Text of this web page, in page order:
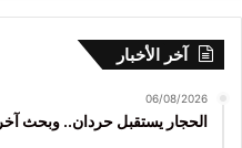
آخر الأخبار
06/08/2026
الحجار يستقبل حردان.. وبحث